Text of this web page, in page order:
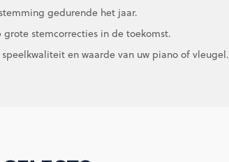
gedurende het jaar.
grote stemcorrecties in de toekomst.
en waarde van uw piano of vleugel.